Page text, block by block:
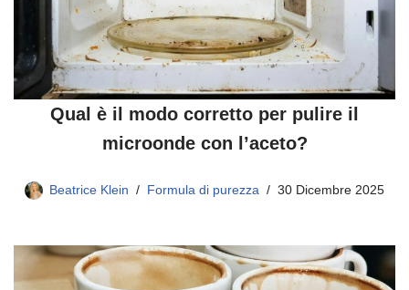
Qual è il modo corretto per pulire il
microonde con l’aceto?
Beatrice Klein Formula di purezza 30 Dicembre 2025